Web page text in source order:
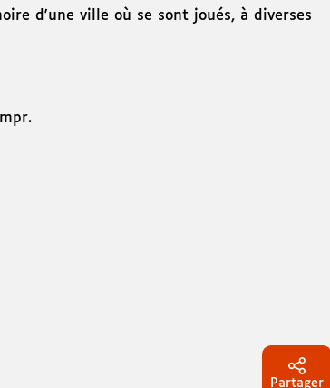
d'une ville où se sont joués, à diverses
Partager